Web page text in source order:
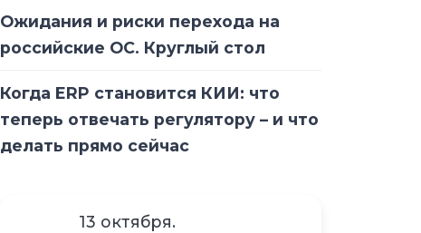
Ожидания и риски перехода на
российские ОС. Круглый стол
Когда ERP становится КИИ: что
теперь отвечать регулятору – и что
делать прямо сейчас
13 октября.